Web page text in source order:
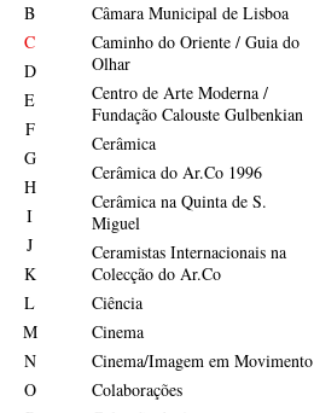
B
C
D
E
F
G
H
I
J
K
L
M
N
O
Câmara Municipal de Lisboa
Caminho do Oriente / Guia do
Olhar
Centro de Arte Moderna /
Fundação Calouste Gulbenkian
Cerâmica
Cerâmica do Ar.Co 1996
Cerâmica na Quinta de S.
Miguel
Ceramistas Internacionais na
Colecção do Ar.Co
Ciência
Cinema
Cinema/Imagem em Movimento
Colaborações